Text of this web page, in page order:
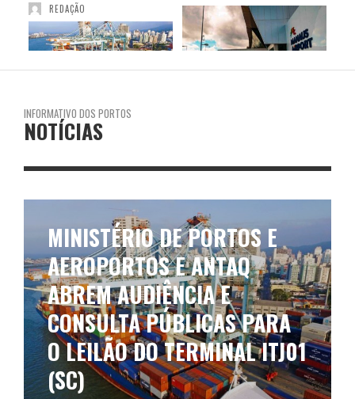
REDAÇÃO
INFORMATIVO DOS PORTOS
NOTÍCIAS
MINISTÉRIO DE PORTOS E
AEROPORTOS E ANTAQ
ABREM AUDIÊNCIA E
CONSULTA PÚBLICAS PARA
O LEILÃO DO TERMINAL ITJ01
(SC)